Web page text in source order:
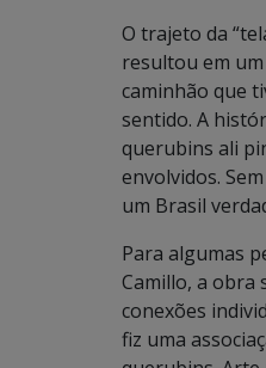
O trajeto da
resultou em
caminhão que
sentido. A
querubins ali
envolvidos.
um Brasil
Para algumas
Camillo, a obra
conexões
fiz uma